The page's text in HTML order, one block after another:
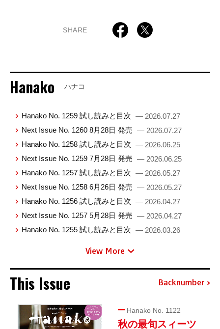
SHARE
Hanako ハナコ
Hanako No. 1259 試し読みと目次 — 2026.07.27
Next Issue No. 1260 8月28日 発売 — 2026.07.27
Hanako No. 1258 試し読みと目次 — 2026.06.25
Next Issue No. 1259 7月28日 発売 — 2026.06.25
Hanako No. 1257 試し読みと目次 — 2026.05.27
Next Issue No. 1258 6月26日 発売 — 2026.05.27
Hanako No. 1256 試し読みと目次 — 2026.04.27
Next Issue No. 1257 5月28日 発売 — 2026.04.27
Hanako No. 1255 試し読みと目次 — 2026.03.26
View More
This Issue Backnumber
Hanako No. 1122
秋の最旬スィーツ